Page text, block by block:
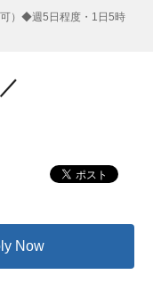
）◆週5日程度・1日5時
Now